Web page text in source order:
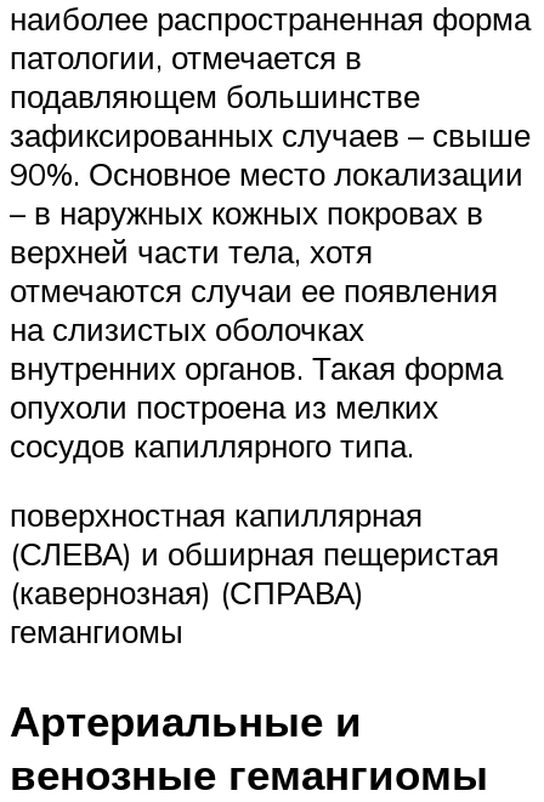
наиболее распространенная форма
патологии, отмечается в
подавляющем большинстве
зафиксированных случаев – свыше
90%. Основное место локализации
– в наружных кожных покровах в
верхней части тела, хотя
отмечаются случаи ее появления
на слизистых оболочках
внутренних органов. Такая форма
опухоли построена из мелких
сосудов капиллярного типа.
поверхностная капиллярная
(СЛЕВА) и обширная пещеристая
(кавернозная) (СПРАВА)
гемангиомы
Артериальные и
венозные гемангиомы